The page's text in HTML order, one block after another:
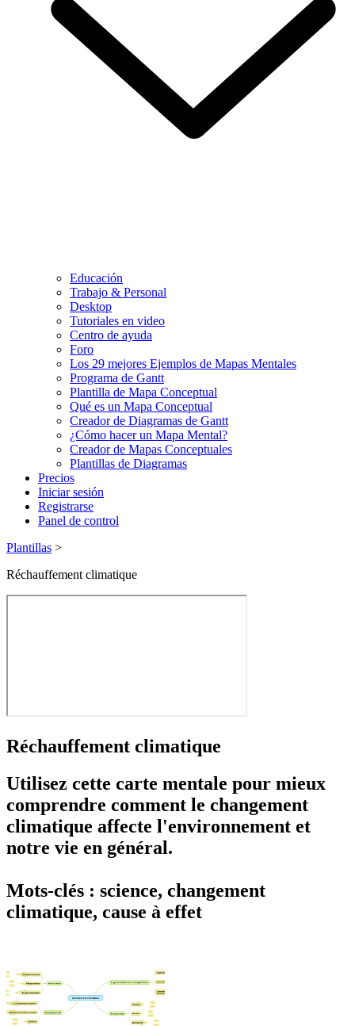
Educación
Trabajo & Personal
Desktop
Tutoriales en video
Centro de ayuda
Foro
Los 29 mejores Ejemplos de Mapas Mentales
Programa de Gantt
Plantilla de Mapa Conceptual
Qué es un Mapa Conceptual
Creador de Diagramas de Gantt
¿Cómo hacer un Mapa Mental?
Creador de Mapas Conceptuales
Plantillas de Diagramas
Precios
Iniciar sesión
Registrarse
Panel de control
Plantillas >
Réchauffement climatique
Réchauffement climatique
Utilisez cette carte mentale pour mieux
comprendre comment le changement
climatique affecte l'environnement et
notre vie en général.
Mots-clés : science, changement
climatique, cause à effet